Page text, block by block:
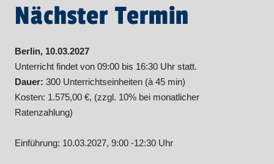
Nächster Termin
Berlin, 10.03.2027
Unterricht findet von 09:00 bis 16:30 Uhr statt.
Dauer: 300 Unterrichtseinheiten (à 45 min)
Kosten: 1.575,00 €, (zzgl. 10% bei monatlicher
Ratenzahlung)
Einführung: 10.03.2027, 9:00 -12:30 Uhr